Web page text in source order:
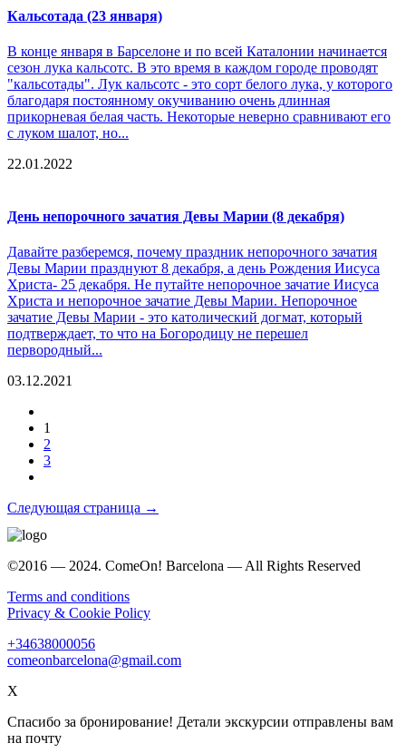
Кальсотада (23 января)
В конце января в Барселоне и по всей Каталонии начинается
сезон лука кальсотс. В это время в каждом городе проводят
"кальсотады". Лук кальсотс - это сорт белого лука, у которого
благодаря постоянному окучиванию очень длинная
прикорневая белая часть. Некоторые неверно сравнивают его
с луком шалот, но...
22.01.2022
День непорочного зачатия Девы Марии (8 декабря)
Давайте разберемся, почему праздник непорочного зачатия
Девы Марии празднуют 8 декабря, а день Рождения Иисуса
Христа- 25 декабря. Не путайте непорочное зачатие Иисуса
Христа и непорочное зачатие Девы Марии. Непорочное
зачатие Девы Марии - это католический догмат, который
подтверждает, то что на Богородицу не перешел
первородный...
03.12.2021
1
2
3
Следующая страница →
©2016 — 2024. ComeOn! Barcelona — All Rights Reserved
Terms and conditions
Privacy & Cookie Policy
+34638000056
comeonbarcelona@gmail.com
X
Спасибо за бронирование! Детали экскурсии отправлены вам
на почту